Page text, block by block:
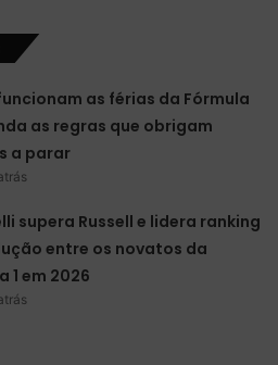
as férias da Fórmula
as regras que obrigam
a parar
supera Russell e lidera ranking
entre os novatos da
1 em 2026